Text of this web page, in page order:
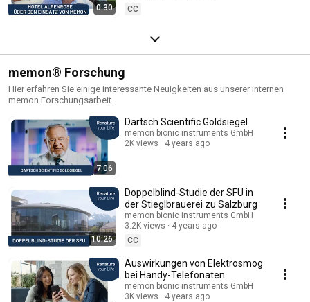
0:30
CC
memon® Forschung
Hier erfahren Sie einige interessante Neuigkeiten aus unserer internen
memon Forschungsarbeit.
7:06
Dartsch Scientific Goldsiegel
memon bionic instruments GmbH
2K views
4 years ago
10:26
Doppelblind-Studie der SFU in
der Stieglbrauerei zu Salzburg
memon bionic instruments GmbH
3.2K views
4 years ago
CC
Auswirkungen von Elektrosmog
bei Handy-Telefonaten
memon bionic instruments GmbH
3K views
4 years ago